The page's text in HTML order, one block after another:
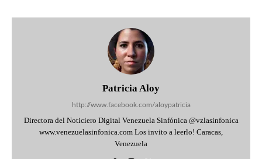
Patricia Aloy
http://www.facebook.com/aloypatricia
Directora del Noticiero Digital Venezuela Sinfónica @vzlasinfonica
www.venezuelasinfonica.com Los invito a leerlo! Caracas,
Venezuela